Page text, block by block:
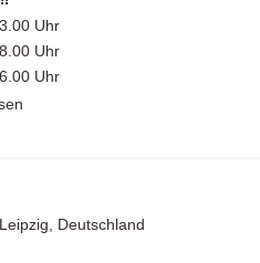
Uhr
Uhr
Uhr
Deutschland